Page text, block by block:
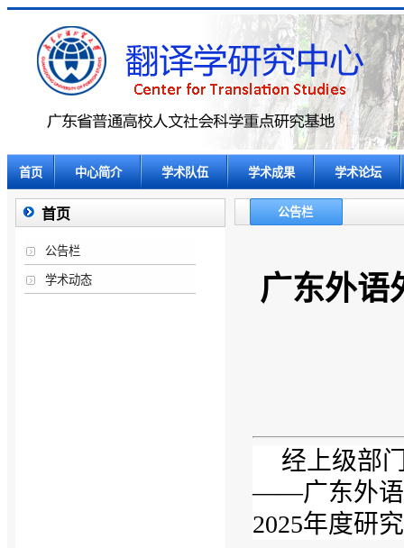
首页 中心简介 学术队伍 学术成果 学术论坛
首页
公告栏
学术动态
公告栏
广东外语
经上级部
——广东外语
2025年度研